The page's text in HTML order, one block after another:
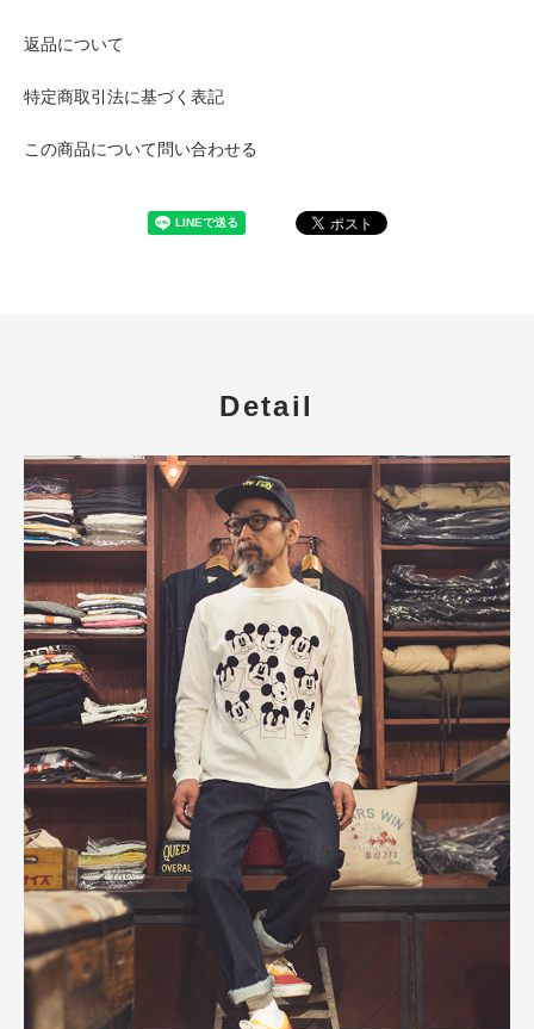
返品について
特定商取引法に基づく表記
この商品について問い合わせる
Detail